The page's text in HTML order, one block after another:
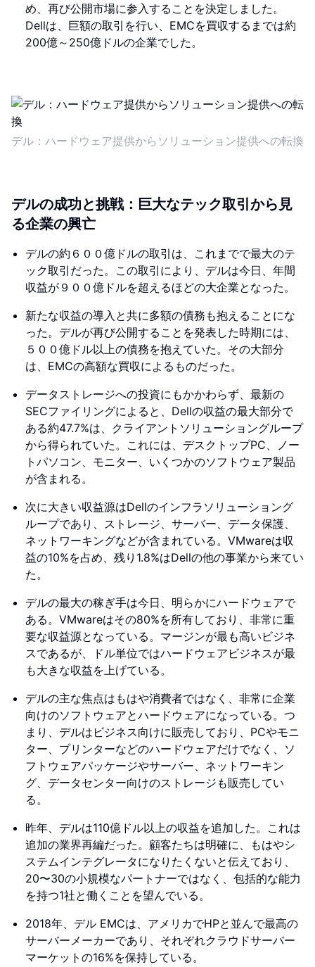
め、再び公開市場に参入することを決定しました。
Dellは、巨額の取引を行い、EMCを買収するまでは約
200億～250億ドルの企業でした。
デル：ハードウェア提供からソリューション提供への転換
デルの成功と挑戦：巨大なテック取引から見
る企業の興亡
デルの約６００億ドルの取引は、これまでで最大のテ
ック取引だった。この取引により、デルは今日、年間
収益が９００億ドルを超えるほどの大企業となった。
新たな収益の導入と共に多額の債務も抱えることにな
った。デルが再び公開することを発表した時期には、
５００億ドル以上の債務を抱えていた。その大部分
は、EMCの高額な買収によるものだった。
データストレージへの投資にもかかわらず、最新の
SECファイリングによると、Dellの収益の最大部分で
ある約47.7%は、クライアントソリューショングループ
から得られていた。これには、デスクトップPC、ノー
トパソコン、モニター、いくつかのソフトウェア製品
が含まれる。
次に大きい収益源はDellのインフラソリューショング
ループであり、ストレージ、サーバー、データ保護、
ネットワーキングなどが含まれている。VMwareは収
益の10%を占め、残り1.8%はDellの他の事業から来てい
た。
デルの最大の稼ぎ手は今日、明らかにハードウェアで
ある。VMwareはその80%を所有しており、非常に重
要な収益源となっている。マージンが最も高いビジネ
スであるが、ドル単位ではハードウェアビジネスが最
も大きな収益を上げている。
デルの主な焦点はもはや消費者ではなく、非常に企業
向けのソフトウェアとハードウェアになっている。つ
まり、デルはビジネス向けに販売しており、PCやモニ
ター、プリンターなどのハードウェアだけでなく、ソ
フトウェアパッケージやサーバー、ネットワーキン
グ、データセンター向けのストレージも販売してい
る。
昨年、デルは110億ドル以上の収益を追加した。これは
追加の業界再編だった。顧客たちは明確に、もはやシ
ステムインテグレータになりたくないと伝えており、
20〜30の小規模なパートナーではなく、包括的な能力
を持つ1社と働くことを望んでいる。
2018年、デル EMCは、アメリカでHPと並んで最高の
サーバーメーカーであり、それぞれクラウドサーバー
マーケットの16%を保持している。